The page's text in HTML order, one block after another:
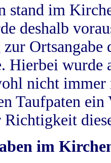
stand im
deshalb
Hierbei wurde
nicht
Taufpaten
im